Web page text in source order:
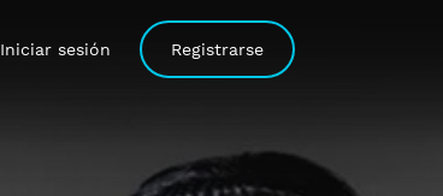
Iniciar sesión Registrarse